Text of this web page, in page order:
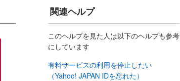
関連ヘルプ
このヘルプを見た人は以下のヘルプも参考
にしています
有料サービスの利用を停止したい
（Yahoo! JAPAN IDを忘れた）